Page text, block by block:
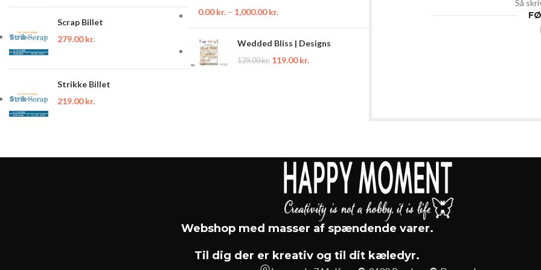
Scrap Billet
279.00kr.
Strikke Billet
219.00kr.
0.00kr. – 1,000.00kr.
Wedded Bliss | Designs
129.00kr. 119.00kr.
Så
Webshop med masser af spændende varer.
Til dig der er kreativ og til dit kæledyr.